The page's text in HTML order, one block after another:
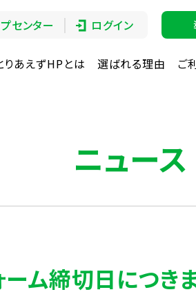
センター ログイン
りあえずHPとは 選ばれる理由 ご
ニュース
ム締切日につき